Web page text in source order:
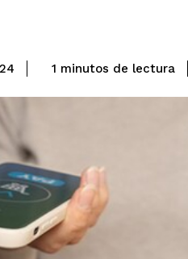
1 minutos de lectura